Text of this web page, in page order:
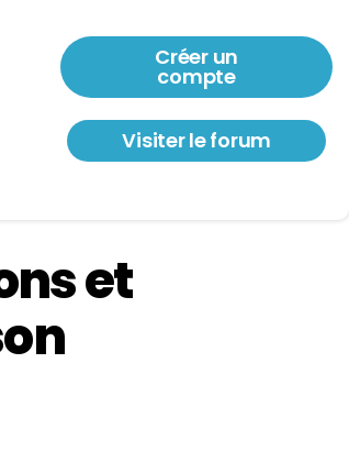
Créer un
compte
Visiter le forum
et